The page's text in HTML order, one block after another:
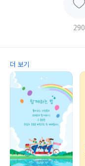
290
더 보기